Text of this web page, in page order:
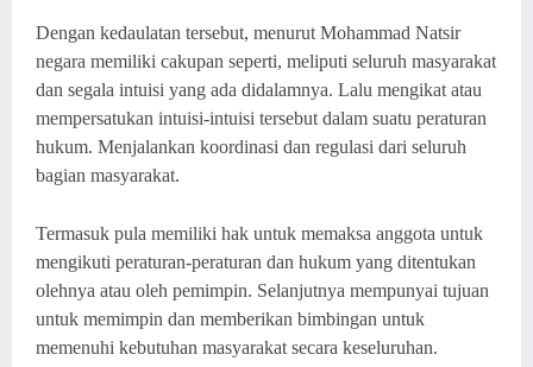
Dengan kedaulatan tersebut, menurut Mohammad Natsir
negara memiliki cakupan seperti, meliputi seluruh masyarakat
dan segala intuisi yang ada didalamnya. Lalu mengikat atau
mempersatukan intuisi-intuisi tersebut dalam suatu peraturan
hukum. Menjalankan koordinasi dan regulasi dari seluruh
bagian masyarakat.
Termasuk pula memiliki hak untuk memaksa anggota untuk
mengikuti peraturan-peraturan dan hukum yang ditentukan
olehnya atau oleh pemimpin. Selanjutnya mempunyai tujuan
untuk memimpin dan memberikan bimbingan untuk
memenuhi kebutuhan masyarakat secara keseluruhan.